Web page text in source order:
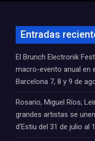
Entradas
El Brunch Electronik
macro-evento anual en
Barcelona 7, 8 y 9 de
Rosario, Miguel Ríos,
grandes artistas se
d’Estiu del 31 de julio al